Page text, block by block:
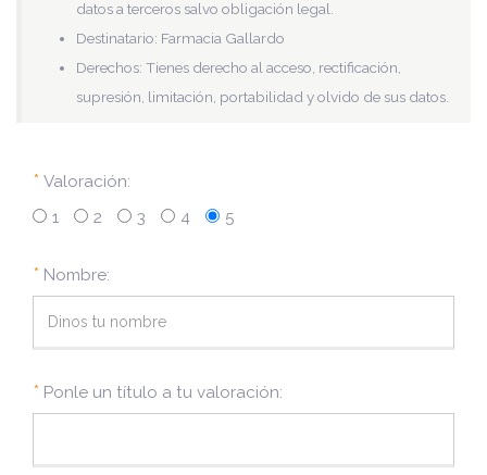
datos a terceros salvo obligación legal.
Destinatario: Farmacia Gallardo
Derechos: Tienes derecho al acceso, rectificación,
supresión, limitación, portabilidad y olvido de sus datos.
* Valoración:
1
2 3 4 5
* Nombre:
* Ponle un título a tu valoración: